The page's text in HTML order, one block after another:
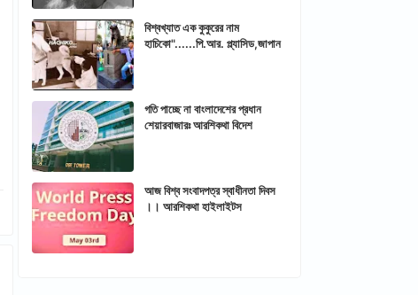
বিশ্বখ্যাত এক কুকুরের নাম
হাচিকো"......পি.আর. প্ল্যাসিড,জাপান
গতি পাচ্ছে না বাংলাদেশের প্রধান
শেয়ারবাজারঃ আরশিকথা বিদেশ
আজ বিশ্ব সংবাদপত্র স্বাধীনতা দিবস
।। আরশিকথা হাইলাইটস